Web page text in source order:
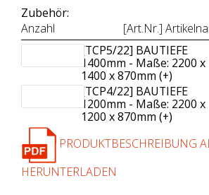
Zubehör:
Anzahl
[Art.Nr.]
[TCP5/22] BAUTIEFE
1400mm - Maße: 2200 x
1400 x 870mm (+)
[TCP4/22] BAUTIEFE
1200mm - Maße: 2200 x
1200 x 870mm (+)
PRODUKTBESCHREIBUNG
HERUNTERLADEN